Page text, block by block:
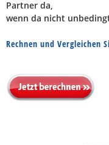
Partner da,
wenn da nicht
Rechnen und Vergleichen